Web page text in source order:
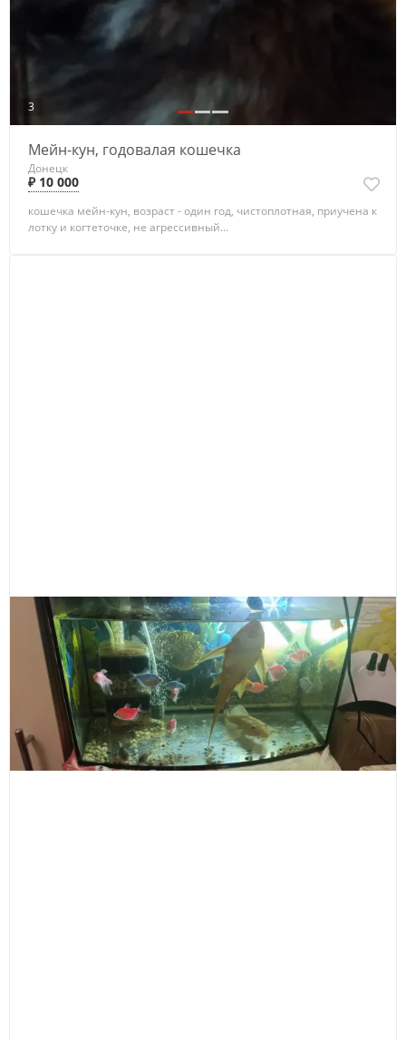
3
Мейн-кун, годовалая кошечка
Донецк
₽ 10 000
кошечка мейн-кун, возраст - один год, чистоплотная, приучена к
лотку и когтеточке, не агрессивный...